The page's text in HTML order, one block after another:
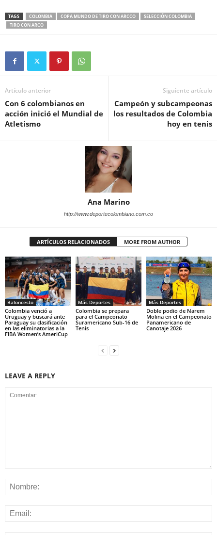
TAGS COLOMBIA COPA MUNDO DE TIRO CON ARCCO
SELECCIÓN COLOMBIA
TIRO CON ARCO
Artículo anterior
Con 6 colombianos en
acción inició el Mundial de
Atletismo
Siguiente artículo
Campeón y subcampeonas
los resultados de Colombia
hoy en tenis
Ana Marino
http://www.deportecolombiano.com.co
ARTÍCULOS RELACIONADOS MORE FROM AUTHOR
Baloncesto
Colombia venció a
Uruguay y buscará ante
Paraguay su clasificación
en las eliminatorias a la
FIBA Women’s AmeriCup
Más Deportes
Colombia se prepara
para el Campeonato
Suramericano Sub-16 de
Tenis
Más Deportes
Doble podio de Narem
Molina en el Campeonato
Panamericano de
Canotaje 2026
LEAVE A REPLY